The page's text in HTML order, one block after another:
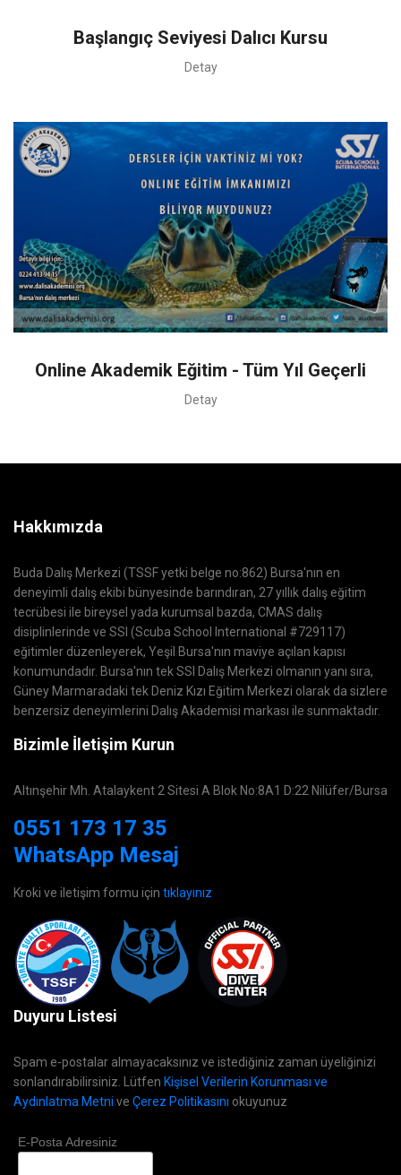
Başlangıç Seviyesi Dalıcı Kursu
Detay
Online Akademik Eğitim - Tüm Yıl Geçerli
Detay
Hakkımızda
Buda Dalış Merkezi (TSSF yetki belge no:862) Bursa'nın en
deneyimli dalış ekibi bünyesinde barındıran, 27 yıllık dalış eğitim
tecrübesi ile bireysel yada kurumsal bazda, CMAS dalış
disiplinlerinde ve SSI (Scuba School International #729117)
eğitimler düzenleyerek, Yeşil Bursa'nın maviye açılan kapısı
konumundadır. Bursa'nın tek SSI Dalış Merkezi olmanın yanı sıra,
Güney Marmaradaki tek Deniz Kızı Eğitim Merkezi olarak da sizlere
benzersiz deneyimlerini Dalış Akademisi markası ile sunmaktadır.
Bizimle İletişim Kurun
Altınşehir Mh. Atalaykent 2 Sitesi A Blok No:8A1 D:22 Nilüfer/Bursa
0551 173 17 35
WhatsApp Mesaj
Kroki ve iletişim formu için tıklayınız
Duyuru Listesi
Spam e-postalar almayacaksınız ve istediğiniz zaman üyeliğinizi
sonlandırabilirsiniz. Lütfen Kişisel Verilerin Korunması ve
Aydınlatma Metni ve Çerez Politikasını okuyunuz
E-Posta Adresiniz